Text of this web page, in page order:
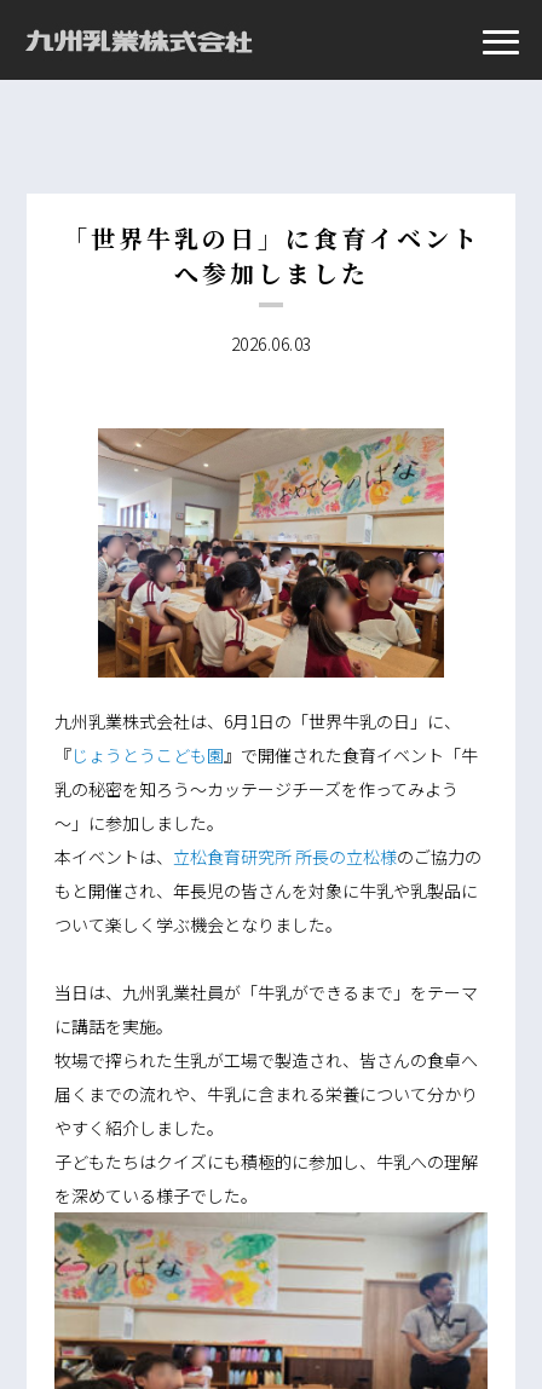
「世界牛乳の日」に食育イベント
へ参加しました
2026.06.03
九州乳業株式会社は、6月1日の「世界牛乳の日」に、
『じょうとうこども園 』で開催された食育イベント「牛
乳の秘密を知ろう～カッテージチーズを作ってみよう
～」に参加しました。
本イベントは、 立松食育研究所 所長の立松様のご協力の
もと開催され、年長児の皆さんを対象に牛乳や乳製品に
ついて楽しく学ぶ機会となりました。
当日は、九州乳業社員が「牛乳ができるまで」をテーマ
に講話を実施。
牧場で搾られた生乳が工場で製造され、皆さんの食卓へ
届くまでの流れや、牛乳に含まれる栄養について分かり
やすく紹介しました。
子どもたちはクイズにも積極的に参加し、牛乳への理解
を深めている様子でした。